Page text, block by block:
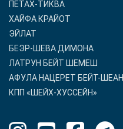
ПЕТАХ-ТИКВА
ХАЙФА КРАЙОТ
ЭЙЛАТ
БЕЭР-ШЕВА ДИМОНА
ЛАТРУН БЕЙТ ШЕМЕШ
АФУЛА НАЦЕРЕТ БЕЙТ-ШЕАН
КПП «ШЕЙХ-ХУССЕЙН»